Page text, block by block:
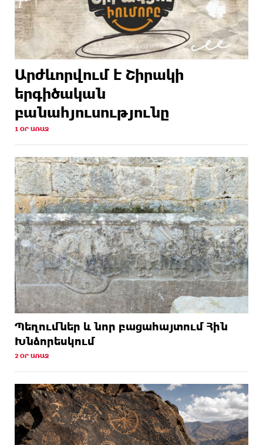
Արժևորվում է Շիրակի
երգիծական
բանահյուսությունը
1 ՕՐ ԱՌԱՋ
Պեղումներ և նոր բացահայտում Հին
Խնձորեսկում
2 ՕՐ ԱՌԱՋ